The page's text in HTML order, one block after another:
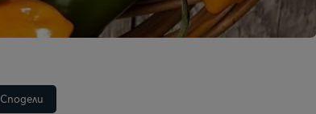
Сподели